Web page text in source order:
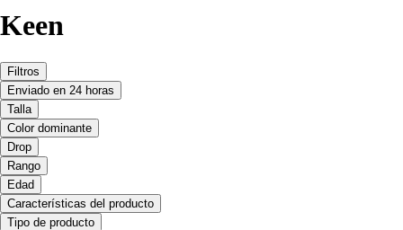
Keen
Filtros
Enviado en 24 horas
Talla
Color dominante
Drop
Rango
Edad
Características del producto
Tipo de producto